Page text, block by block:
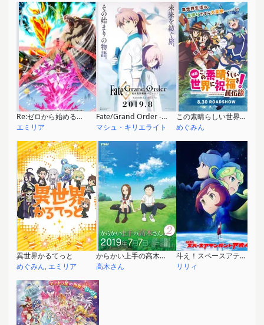
Re:ゼロから始める異世界生活 氷結の絆
エミリア
Fate/Grand Order -絶対魔獣戦線バビロニア- Episode 0 Initium Iter
マシュ・キリエライト
この素晴らしい世界に祝福を！紅伝説
めぐみん
異世界かるてっと
めぐみん, エミリア
からかい上手の高木さん2
高木さん
斗え！スペースアテンダントアオイ
リリィ